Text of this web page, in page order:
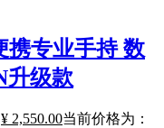
携专业手持 数
升级款
¥ 2,550.00当前价格为：